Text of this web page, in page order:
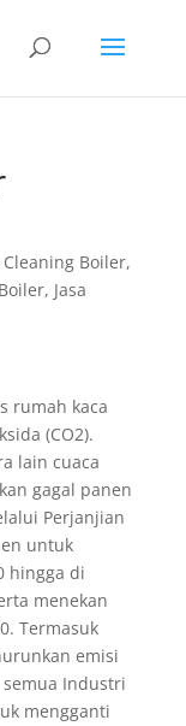
Cleaning Boiler,
, Jasa
rumah kaca
(CO2).
lain cuaca
gagal panen
Perjanjian
untuk
hingga di
menekan
Termasuk
emisi
Industri
mengganti